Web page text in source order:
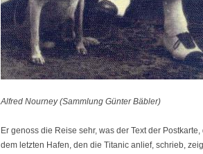
Alfred Nourney (Sammlung Günter Bäbler)
Er genoss die Reise sehr, was der Text der
dem letzten Hafen, den die Titanic anlief, schrieb,